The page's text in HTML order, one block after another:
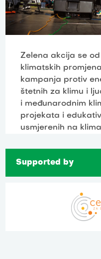
Zelena akcija se
klimatskih
kampanja protiv
štetnih za klimu i
i međunarodnim
projekata i
usmjerenih na
Supported by